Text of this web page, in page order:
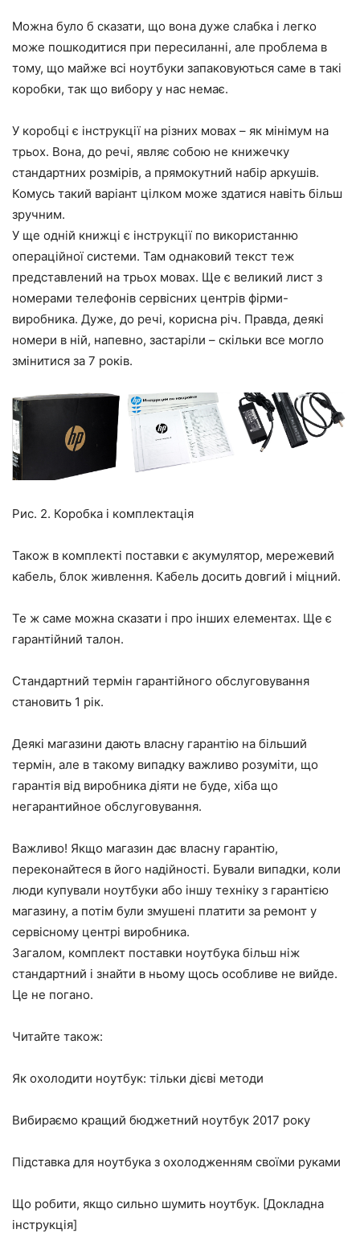
Можна було б сказати, що вона дуже слабка і легко
може пошкодитися при пересиланні, але проблема в
тому, що майже всі ноутбуки запаковуються саме в такі
коробки, так що вибору у нас немає.
У коробці є інструкції на різних мовах – як мінімум на
трьох. Вона, до речі, являє собою не книжечку
стандартних розмірів, а прямокутний набір аркушів.
Комусь такий варіант цілком може здатися навіть більш
зручним.
У ще одній книжці є інструкції по використанню
операційної системи. Там однаковий текст теж
представлений на трьох мовах. Ще є великий лист з
номерами телефонів сервісних центрів фірми-
виробника. Дуже, до речі, корисна річ. Правда, деякі
номери в ній, напевно, застаріли – скільки все могло
змінитися за 7 років.
Рис. 2. Коробка і комплектація
Також в комплекті поставки є акумулятор, мережевий
кабель, блок живлення. Кабель досить довгий і міцний.
Те ж саме можна сказати і про інших елементах. Ще є
гарантійний талон.
Стандартний термін гарантійного обслуговування
становить 1 рік.
Деякі магазини дають власну гарантію на більший
термін, але в такому випадку важливо розуміти, що
гарантія від виробника діяти не буде, хіба що
негарантийное обслуговування.
Важливо! Якщо магазин дає власну гарантію,
переконайтеся в його надійності. Бували випадки, коли
люди купували ноутбуки або іншу техніку з гарантією
магазину, а потім були змушені платити за ремонт у
сервісному центрі виробника.
Загалом, комплект поставки ноутбука більш ніж
стандартний і знайти в ньому щось особливе не вийде.
Це не погано.
Читайте також:
Як охолодити ноутбук: тільки дієві методи
Вибираємо кращий бюджетний ноутбук 2017 року
Підставка для ноутбука з охолодженням своїми руками
Що робити, якщо сильно шумить ноутбук. [Докладна
інструкція]